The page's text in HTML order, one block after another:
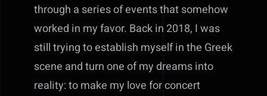
through a series of events that somehow
worked in my favor. Back in 2018, I was
still trying to establish myself in the Greek
scene and turn one of my dreams into
reality: to make my love for concert